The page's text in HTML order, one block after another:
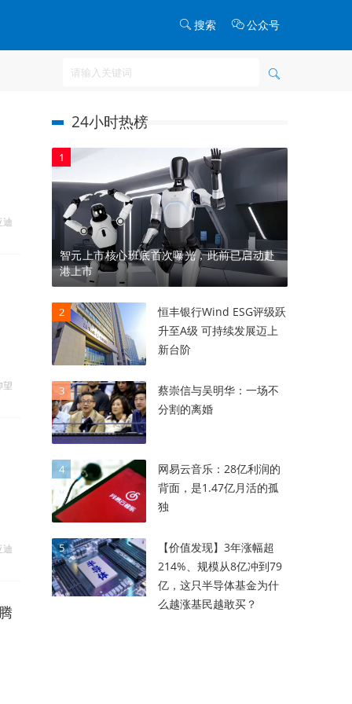
搜索 公众号
迪
望
迪
24小时热榜
1
智元上市核心班底首次曝光，此前已启动赴
港上市
2
恒丰银行Wind ESG评级跃
升至A级 可持续发展迈上
新台阶
3
蔡崇信与吴明华：一场不
分割的离婚
4
网易云音乐：28亿利润的
背面，是1.47亿月活的孤
独
5
【价值发现】3年涨幅超
214%、规模从8亿冲到79
亿，这只半导体基金为什
么越涨基民越敢买？